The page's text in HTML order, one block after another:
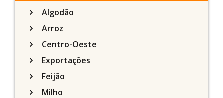
Algodão
Arroz
Centro-Oeste
Exportações
Feijão
Milho